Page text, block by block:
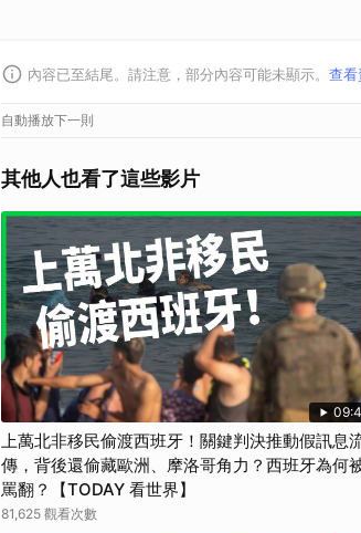
內容已至結尾。請注意，部分內容可能未顯示。 查看
自動播放下一則
其他人也看了這些影片
上萬北非移民偷渡西班牙！關鍵判決推動假訊息
傳，背後還偷藏歐洲、摩洛哥角力？西班牙為何
罵翻？【TODAY 看世界】
81,625 觀看次數